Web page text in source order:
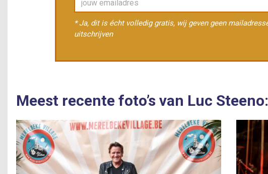
* Ja, dit is écht volledig gratis, wij geven geen
uitschrijven
Meest recente foto’s van Luc Steeno: